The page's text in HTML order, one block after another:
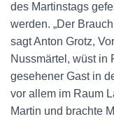
des Martinstags
werden. „Der
sagt Anton Grotz,
Nussmärtel, wüst in
gesehener Gast in
vor allem im Raum
Martin und brachte